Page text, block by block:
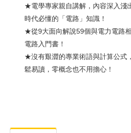
★電學專家親自講解，內容深入淺
時代必懂的「電路」知識！
★從9大面向解說59個與電力電路
電路入門書！
★沒有艱澀的專業術語與計算公式
鬆易讀，零概念也不用擔心！